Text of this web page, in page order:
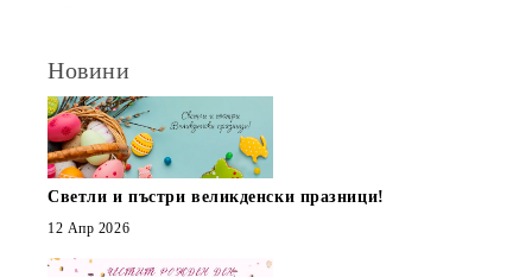
Новини
Светли и пъстри великденски празници!
12 Апр 2026